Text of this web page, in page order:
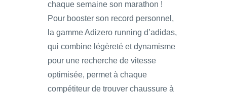
chaque semaine son marathon !
Pour booster son record personnel,
la gamme Adizero running d’adidas,
qui combine légèreté et dynamisme
pour une recherche de vitesse
optimisée, permet à chaque
compétiteur de trouver chaussure à